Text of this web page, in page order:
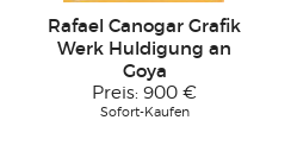
Rafael Canogar Grafik
Werk Huldigung an
Goya
Preis: 900 €
Sofort-Kaufen